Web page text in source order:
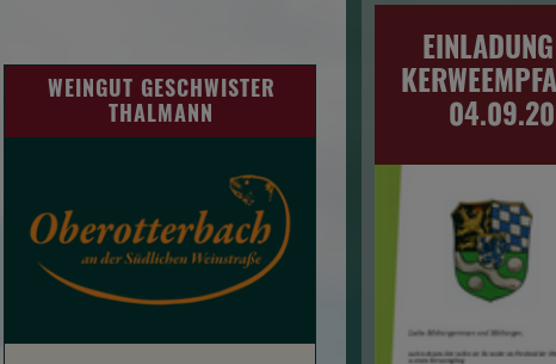
WEINGUT GESCHWISTER
THALMANN